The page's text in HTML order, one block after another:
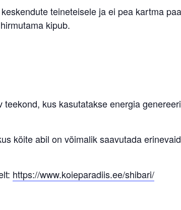
teineteisele ja ei pea kartma
kipub.
kus kasutatakse energia
köite abil on võimalik saavutada
https://www.koieparadiis.ee/shibari/